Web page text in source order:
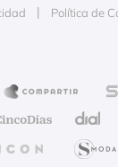
Política de